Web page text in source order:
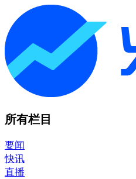
所有栏目
要闻
快讯
直播